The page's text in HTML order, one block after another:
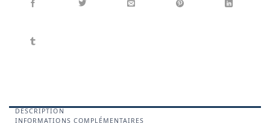
DESCRIPTION
INFORMATIONS COMPLÉMENTAIRES